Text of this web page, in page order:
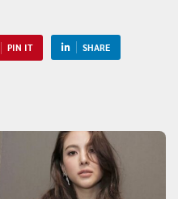
PIN IT SHARE